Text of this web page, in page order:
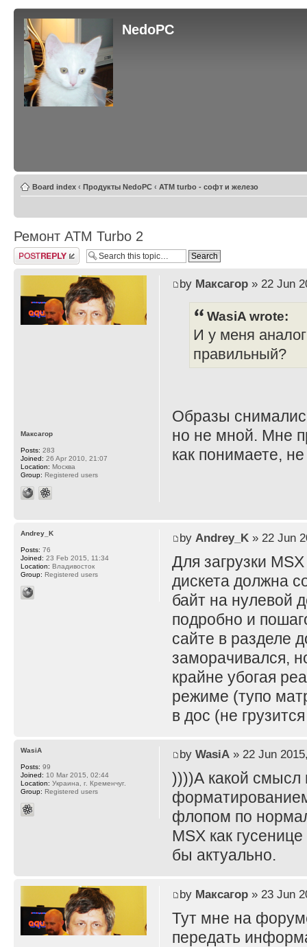
NedoPC
Board index ‹ Продукты NedoPC ‹ ATM turbo - софт и железо
Ремонт ATM Turbo 2
Post a reply
by Максагор» 22 Jun
WasiA wrote:
И у меня
правильный?
Образы
но не мной. Мне
как понимаете,
Максагор
Posts: 283
Joined: 26 Apr 2010, 21:07
Location: Москва
Group: Registered users
by Andrey_K» 22 Jun
Для загрузки
дискета должна
байт на нулевой
подробно и
сайте в разделе
заморачивался,
крайне убогая
режиме (тупо
в дос (не
Andrey_K
Posts: 76
Joined: 23 Feb 2015, 11:34
Location: Владивосток
Group: Registered users
by WasiA» 22 Jun
))))А какой смысл
флопом по
MSX как
бы актуально.
WasiA
Posts: 99
Joined: 10 Mar 2015, 02:44
Location: Украина, г. Кременчуг.
Group: Registered users
by Максагор» 23 Jun
Тут мне на
передать